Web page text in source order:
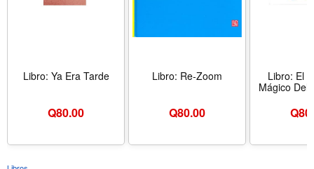
Libro: Ya Era Tarde
Q80.00
Libro: Re-Zoom
Q80.00
Libro: El
Mágico Del
Q